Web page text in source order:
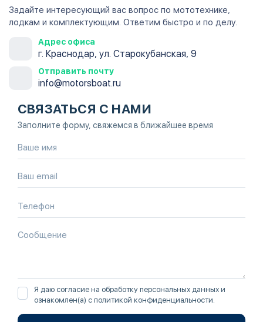
Задайте интересующий вас вопрос по мототехнике,
лодкам и комплектующим. Ответим быстро и по делу.
Адрес офиса
г. Краснодар, ул. Старокубанская, 9
Отправить почту
info@motorsboat.ru
СВЯЗАТЬСЯ С НАМИ
Заполните форму, свяжемся в ближайшее время
Я даю согласие на обработку персональных данных и
ознакомлен(а) с политикой конфиденциальности